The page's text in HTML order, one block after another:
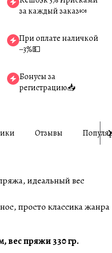
за каждый заказ🍬
При оплате наличкой
−3%💵
Бонусы за
регистрацию📥
Отзывы
идеальный вес
просто классика жанра
вес пряжи 330 гр.